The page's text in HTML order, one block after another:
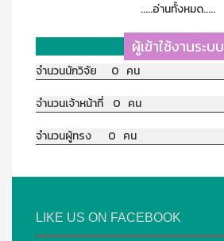
.....อ่านทั้งหมด.....
ผู้เข้าใช้งานระบบ
จำนวนนักวิจัย 0 คน
จำนวนเจ้าหน้าที่ 0 คน
จำนวนผู้ทรง 0 คน
LIKE US ON FACEBOOK